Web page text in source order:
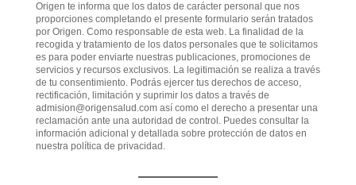
Origen te informa que los datos de carácter personal que nos
proporciones completando el presente formulario serán tratados
por Origen. Como responsable de esta web. La finalidad de la
recogida y tratamiento de los datos personales que te solicitamos
es para poder enviarte nuestras publicaciones, promociones de
servicios y recursos exclusivos. La legitimación se realiza a través
de tu consentimiento. Podrás ejercer tus derechos de acceso,
rectificación, limitación y suprimir los datos a través de
admision@origensalud.comasí como el derecho a presentar una
reclamación ante una autoridad de control. Puedes consultar la
información adicional y detallada sobre protección de datos en
nuestra política de privacidad .